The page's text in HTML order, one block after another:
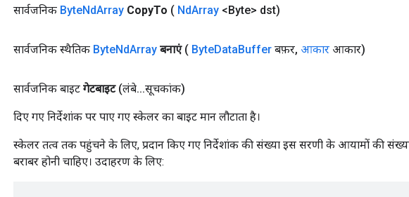
सार्वजनिक ByteNdArray CopyTo ( NdArray <Byte> dst)
सार्वजनिक स्थैतिक ByteNdArray बनाएं ( ByteDataBuffer बफ़र, आकार आकार)
सार्वजनिक बाइट गेटबाइट (लंबे...सूचकांक)
दिए गए निर्देशांक पर पाए गए स्केलर का बाइट मान लौटाता है।
स्केलर तत्व तक पहुंचने के लिए, प्रदान किए गए निर्देशांक की संख्या इस सरणी के आयामों की
बराबर होनी चाहिए। उदाहरण के लिए: